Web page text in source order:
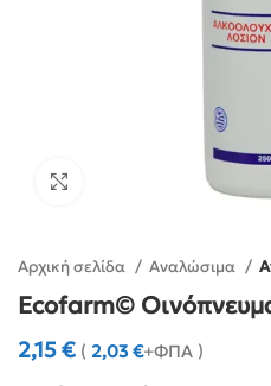
Αρχική σελίδα Αναλώσιμα
Ecofarm©
2,15€ ( 2,03€+ΦΠΑ )